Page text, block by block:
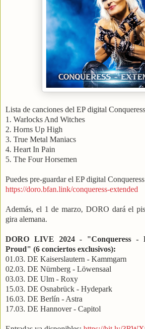
Lista de canciones del EP digital
1. Warlocks And Witches
2. Horns Up High
3. True Metal Maniacs
4. Heart In Pain
5. The Four Horsemen
Puedes pre-guardar el EP digital
https://doro.bfan.link/conqueress-extended
Además, el 1 de marzo, DORO dará el
gira alemana.
DORO LIVE 2024 - "Conqueress -
Proud" (6 conciertos exclusivos):
01.03. DE Kaiserslautern - Kammgarn
02.03. DE Nürnberg - Löwensaal
03.03. DE Ulm - Roxy
15.03. DE Osnabrück - Hydepark
16.03. DE Berlín - Astra
17.03. DE Hannover - Capitol